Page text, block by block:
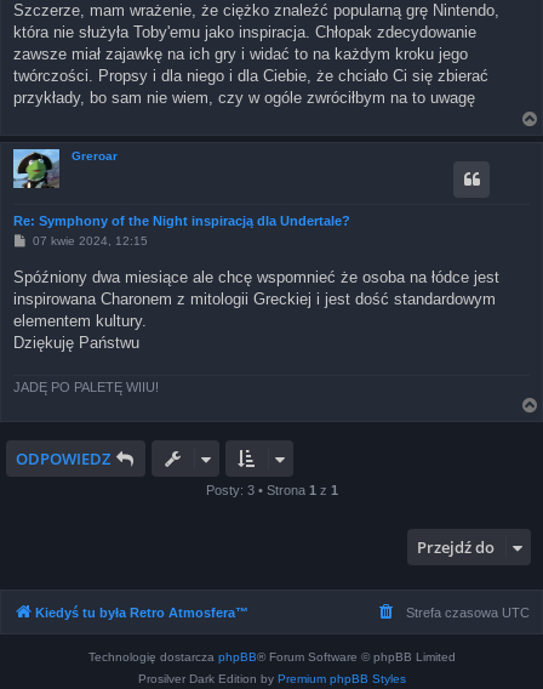
t
Szczerze, mam wrażenie, że ciężko znaleźć popularną grę Nintendo,
która nie służyła Toby'emu jako inspiracja. Chłopak zdecydowanie
zawsze miał zajawkę na ich gry i widać to na każdym kroku jego
twórczości. Propsy i dla niego i dla Ciebie, że chciało Ci się zbierać
przykłady, bo sam nie wiem, czy w ogóle zwróciłbym na to uwagę
Greroar
Re: Symphony of the Night inspiracją dla Undertale?
P
t
07 kwie 2024, 12:15
Spóźniony dwa miesiące ale chcę wspomnieć że osoba na łódce jest
inspirowana Charonem z mitologii Greckiej i jest dość standardowym
elementem kultury.
Dziękuję Państwu
JADĘ PO PALETĘ WIIU!
ODPOWIEDZ
Posty: 3 • Strona 1z 1
Przejdź do
Kiedyś tu była Retro Atmosfera™ Strefa czasowa UTC
Technologię dostarcza phpBB® Forum Software © phpBB Limited
Prosilver Dark Edition by Premium phpBB Styles